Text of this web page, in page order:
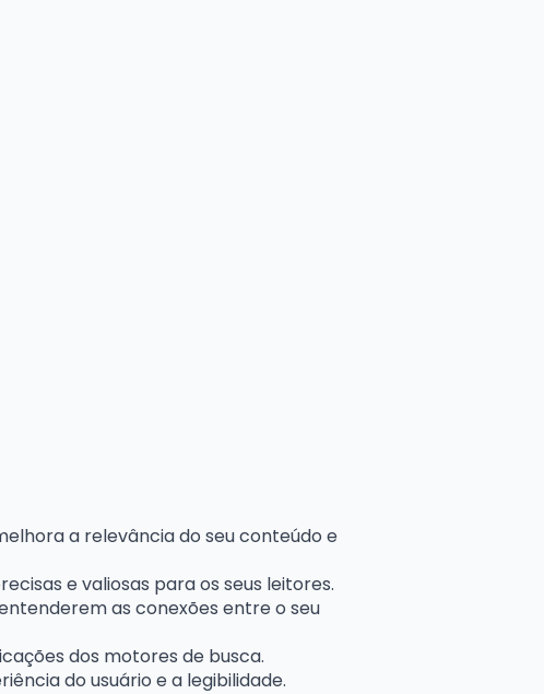
a relevância do seu conteúdo e
e valiosas para os seus leitores.
as conexões entre o seu
dos motores de busca.
do usuário e a legibilidade.